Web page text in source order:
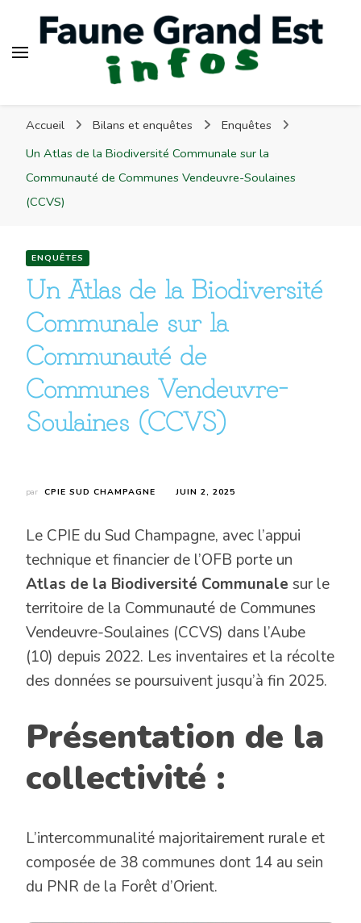
Accueil Bilans et enquêtes
Enquêtes
Un Atlas de la Biodiversité Communale sur la
Communauté de Communes Vendeuvre-Soulaines
(CCVS)
ENQUÊTES
Un Atlas de la Biodiversité
Communale sur la
Communauté de
Communes Vendeuvre-
Soulaines (CCVS)
par CPIE SUD CHAMPAGNE JUIN 2, 2025
Le CPIE du Sud Champagne, avec l’appui
technique et financier de l’OFB porte un
Atlas de la Biodiversité Communale sur le
territoire de la Communauté de Communes
Vendeuvre-Soulaines (CCVS) dans l’Aube
(10) depuis 2022. Les inventaires et la récolte
des données se poursuivent jusqu’à fin 2025.
Présentation de la
collectivité :
L’intercommunalité majoritairement rurale et
composée de 38 communes dont 14 au sein
du PNR de la Forêt d’Orient.